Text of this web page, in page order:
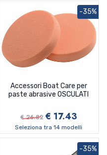
Accessori Boat Care per
paste abrasive OSCULATI
€ 26.82 € 17.43
-35%
Seleziona tra 14 modelli
-35%